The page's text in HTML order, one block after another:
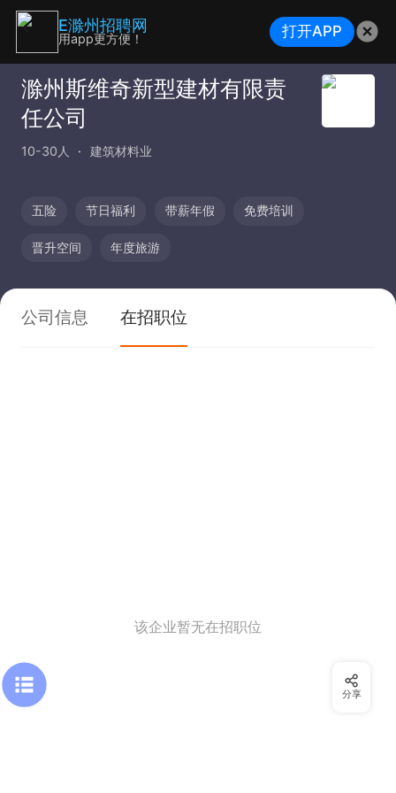
滁州斯维奇新型建材有限责
任公司
10-30人 建筑材料业
五险 节日福利 带薪年假 免费培训
晋升空间 年度旅游
公司信息 在招职位
该企业暂无在招职位
分享
E滁州招聘网
用app更方便！ 打开APP